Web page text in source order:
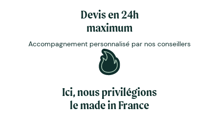
Devis en 24h
maximum
Accompagnement personnalisé par nos conseillers
Ici, nous privilégions
le made in France